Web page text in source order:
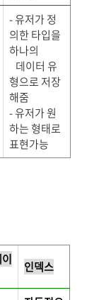
- 유저가 정
의한 타입을
하나의
데이터 유
형으로 저장
해줌
- 유저가 원
하는 형태로
표현가능
인덱스